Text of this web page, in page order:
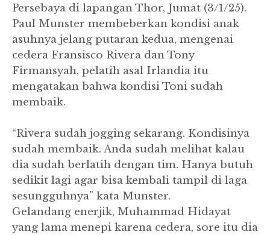
Persebaya di lapangan Thor, Jumat (3/1/25).
Paul Munster membeberkan kondisi anak
asuhnya jelang putaran kedua, mengenai
cedera Fransisco Rivera dan Tony
Firmansyah, pelatih asal Irlandia itu
mengatakan bahwa kondisi Toni sudah
membaik.
“Rivera sudah jogging sekarang. Kondisinya
sudah membaik. Anda sudah melihat kalau
dia sudah berlatih dengan tim. Hanya butuh
sedikit lagi agar bisa kembali tampil di laga
sesungguhnya” kata Munster.
Gelandang enerjik, Muhammad Hidayat
yang lama menepi karena cedera, sore itu dia